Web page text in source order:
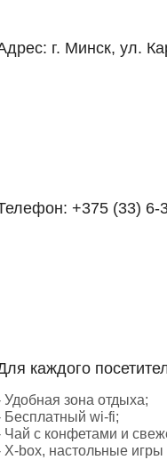
г. Минск, ул.
+375 (33) 6-
каждого
Удобная зона отдыха;
Бесплатный wi-fi;
Чай с конфетами и
X-box, настольные игры